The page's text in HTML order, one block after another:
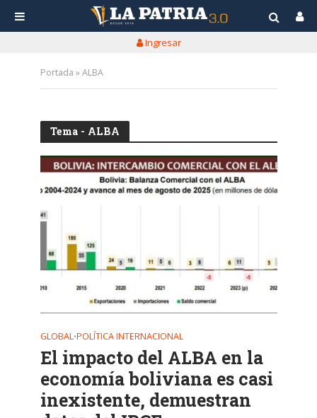
Ingresar
Portada »ALBA
Tema - ALBA
GLOBAL•POLÍTICA INTERNACIONAL
El impacto del ALBA en la
economía boliviana es casi
inexistente, demuestran